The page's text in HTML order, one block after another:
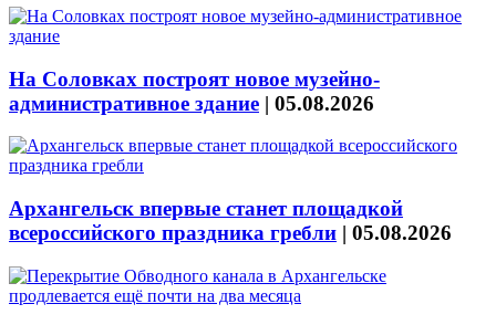
На Соловках построят новое музейно-
административное здание | 05.08.2026
Архангельск впервые станет площадкой
всероссийского праздника гребли | 05.08.2026